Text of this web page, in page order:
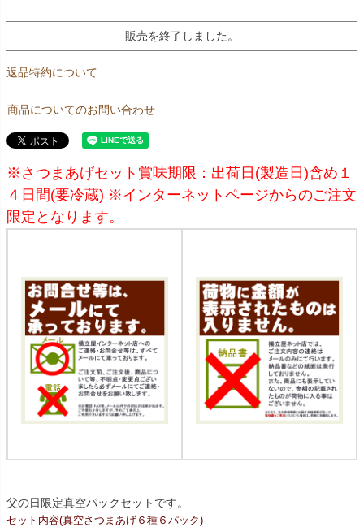
販売を終了しました。
返品特約について
商品についてのお問い合わせ
※さつまあげセット賞味期限：出荷日(製造日)含め１
４日間(要冷蔵) ※インターネットページからのご注文
限定となります。
父の日限定真空パックセットです。
セット内容(真空さつまあげ６種６パック)